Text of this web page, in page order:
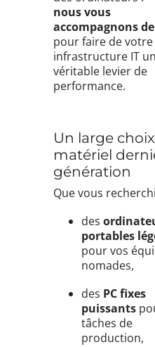
nous vous
accompagnons de
pour faire de votre
infrastructure IT
véritable levier de
performance.
Un large
matériel
génération
Que vous
des
portables
pour vos
nomades,
des PC fixes
puissants
tâches de
production,